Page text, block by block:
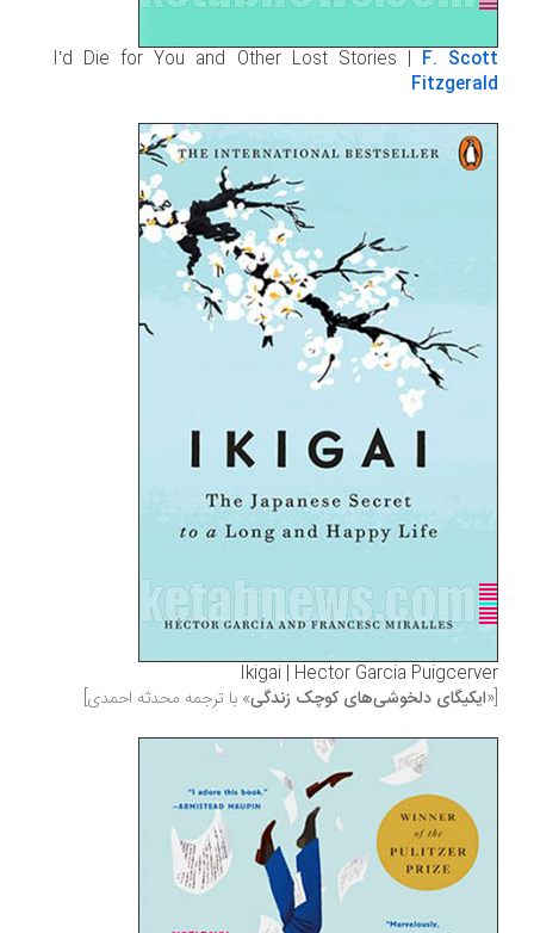
I’d Die for You and Other Lost Stories | F. Scott
Fitzgerald
Ikigai | Hector Garcia Puigcerver
[«ایکیگای دلخوشی‌های کوچک زندگی» با ترجمه محدثه احمدی]